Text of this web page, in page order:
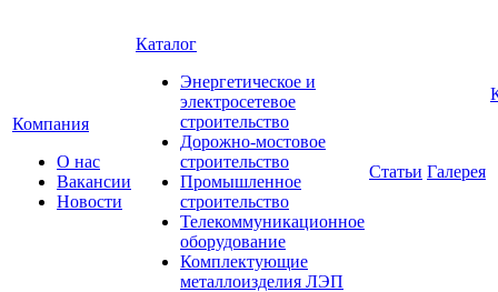
Компания
О нас
Вакансии
Новости
Каталог
Энергетическое и
электросетевое
строительство
Дорожно-мостовое
строительство
Промышленное
строительство
Телекоммуникационное
оборудование
Комплектующие
металлоизделия ЛЭП
Статьи Галерея